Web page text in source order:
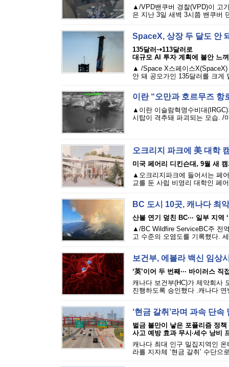
▲/VPD밴쿠버 경찰(VPD)이 고
은 지난 3일 새벽 3시쯤 밴쿠버
SpaceX, 상장 두 달도 안
135달러⇢113달러로
대규모 AI 투자 계획에 불안 느껴
▲ /Space X스페이스
안 돼 공모가인 135달러를 크게
이란 “오만과 호르무즈 항
▲이란 이슬람혁명수비대
시탑이 격추돼 파괴되는 모습. /
오크리지 파크에 美 대학
미국 페어리 디킨슨대, 9월 새
▲오크리지파크에 들어서는 페
교를 둔 사립 비영리 대학인 페
BC 도시 10곳, 캐나다 최
산불 연기 덮친 BC··· 일부 지역
▲/BC Wildfire ServiceBC주 전
고 수준의 오염도를 기록했다.
보건부, 에볼라 백신 임상
‘英’이어 두 번째··· 바이러스
캐나다 보건부(HC)가 제약회사
진행하도록 승인했다 .캐나다
‘현금 갈취’라며 과속 단
벌금 불만이 낳은 포퓰리즘 정책
사고 예방 효과 무시·세수 낭비
캐나다 최대 인구 밀집지역인
라를 지자체 ‘현금 갈취’ 수단